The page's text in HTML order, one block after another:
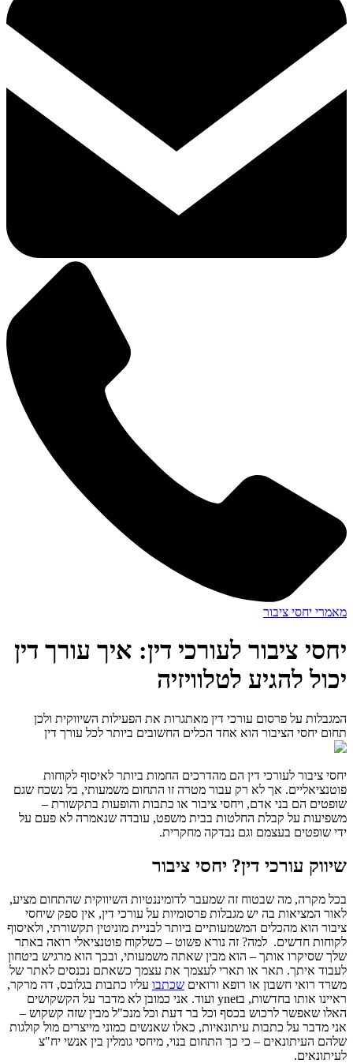
מאמרי יחסי ציבור
יחסי ציבור לעורכי דין: איך עורך דין
יכול להגיע לטלוויזיה
המגבלות על פרסום עורכי דין מאתגרות את הפעילות השיווקית ולכן
תחום יחסי הציבור הוא אחד הכלים החשובים ביותר לכל עורך דין
יחסי ציבור לעורכי דין הם מהדרכים החמות ביותר לאיסוף לקוחות
פוטנציאליים. אך לא רק עבור מטרה זו התחום משמעותי, בל נשכח שגם
שופטים הם בני אדם, ויחסי ציבור או כתבות והופעות בתקשורת –
משפיעות על קבלת החלטות בבית משפט, עובדה שנאמרה לא פעם על
ידי שופטים בעצמם וגם נבדקה מחקרית.
שיווק עורכי דין? יחסי ציבור
בכל מקרה, מה שבטוח זה שמעבר לדומיננטיות השיווקית שהתחום מציע,
לאור המציאות בה יש מגבלות פרסומיות על עורכי דין, אין ספק שיחסי
ציבור הוא מהכלים המשמעותיים ביותר לבניית מוניטין תקשורתי, ולאיסוף
לקוחות חדשים. למה? זה נורא פשוט – כשלקוח פוטנציאלי רואה באתר
שלך שסיקרו אותך – הוא מבין שאתה משמעותי, ובכך הוא מרגיש ביטחון
לעבוד איתך. תאר או תארי לעצמך את עצמך כשאתם נכנסים לאתר של
משרד רואי חשבון או רופא ורואים שכתבו עליו כתבות בגלובס, דה מרקר,
ראיינו אותו בחדשות, בynet ועוד. אני כמובן לא מדבר על הקשקושים
האלו שאפשר לרכוש בכסף וכל בר דעת וכל מנכ"ל מבין שזה קשקוש –
אני מדבר על כתבות עיתונאיות, כאלו שאנשים כמוני מייצרים מול קולגות
שלהם העיתונאים – כי כך התחום בנוי, מיחסי גומלין בין אנשי יח"צ
לעיתונאים.